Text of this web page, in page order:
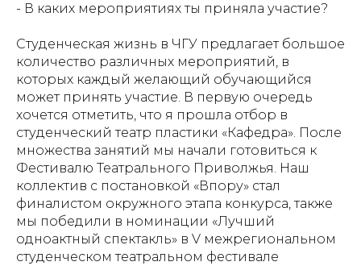
- В каких мероприятиях ты приняла участие?
Студенческая жизнь в ЧГУ предлагает большое
количество различных мероприятий, в
которых каждый желающий обучающийся
может принять участие. В первую очередь
хочется отметить, что я прошла отбор в
студенческий театр пластики «Кафедра». После
множества занятий мы начали готовиться к
Фестивалю Театрального Приволжья. Наш
коллектив с постановкой «Впору» стал
финалистом окружного этапа конкурса, также
мы победили в номинации «Лучший
одноактный спектакль» в V межрегиональном
студенческом театральном фестивале